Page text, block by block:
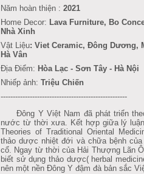
Năm hoàn thiện : 2021
Home Decor: Lava Furniture, Bo
Nhà Xinh
Vật Liệu: Viet Ceramic, Đông Dương,
Hà Vân
Địa Điểm: Hòa Lạc - Sơn Tây - Hà Nội
Nhiếp ảnh: Triệu Chiến
----------------------------------------------------
Đông Y Việt Nam đã phát triển
nước từ thời xưa. Kết hợp giữa lý
Theories of Traditional Oriental
thảo dược nhiệt đới và chữa bệnh
cổ. Ngay từ thời của Hải Thượng Lãn
biết sử dụng thảo dược( herbal
nên một nền Đông Y đậm đà bản sắc